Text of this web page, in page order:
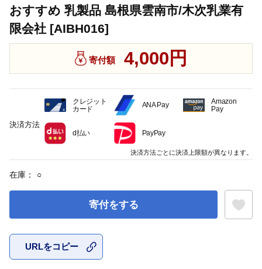
おすすめ 乳製品 島根県雲南市/木次乳業有
限会社 [AIBH016]
寄付額 4,000円
在庫： ○
寄付をする
URLをコピー
決済方法
クレジット
カード
ANA Pay
Amazon
Pay
d払い PayPay
決済方法ごとに決済上限額が異なります。